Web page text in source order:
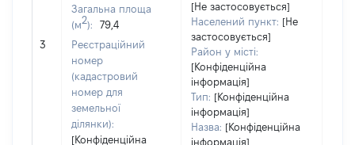
3
Загальна площа
(м2):
79,4
Реєстраційний
номер
(кадастровий
номер для
земельної
ділянки):
[Конфіденційна
[Не застосовується]
Населений пункт: [Не
застосовується]
Район у місті:
[Конфіденційна
інформація]
Тип: [Конфіденційна
інформація]
Назва: [Конфіденційна
інформація]